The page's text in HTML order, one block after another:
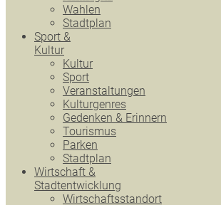
Wahlen
Stadtplan
Sport &
Kultur
Kultur
Sport
Veranstaltungen
Kulturgenres
Gedenken & Erinnern
Tourismus
Parken
Stadtplan
Wirtschaft &
Stadtentwicklung
Wirtschaftsstandort